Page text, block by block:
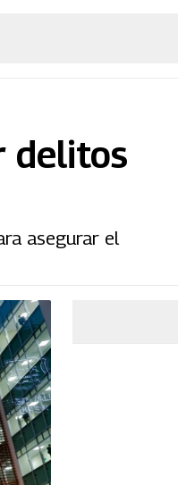
delitos
asegurar el